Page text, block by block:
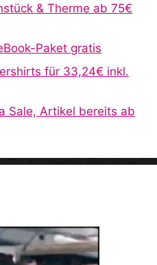
& Therme ab 75€
Paket gratis
für 33,24€ inkl.
Sale, Artikel bereits ab